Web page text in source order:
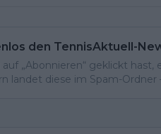
den TennisAktuell-
„Abonnieren“ geklickt
landet diese im Spam-